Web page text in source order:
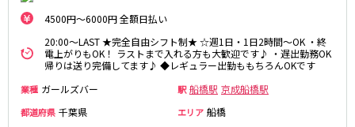
4500円～6000円 全額日払い
20:00～LAST ★完全自由シフト制★ ☆週1日・1日2時間～OK ・終
電上がりもOK！ ラストまで入れる方も大歓迎です♪ ・遅出勤務OK
帰りは送り完備してます♪ ◆レギュラー出勤ももちろんOKです
業種 ガールズバー 駅 船橋駅 京成船橋駅
都道府県 千葉県 エリア 船橋
飯能駅
大泉学園駅
保谷駅
石神井公園駅
西所沢駅
吾野駅
JR横浜線